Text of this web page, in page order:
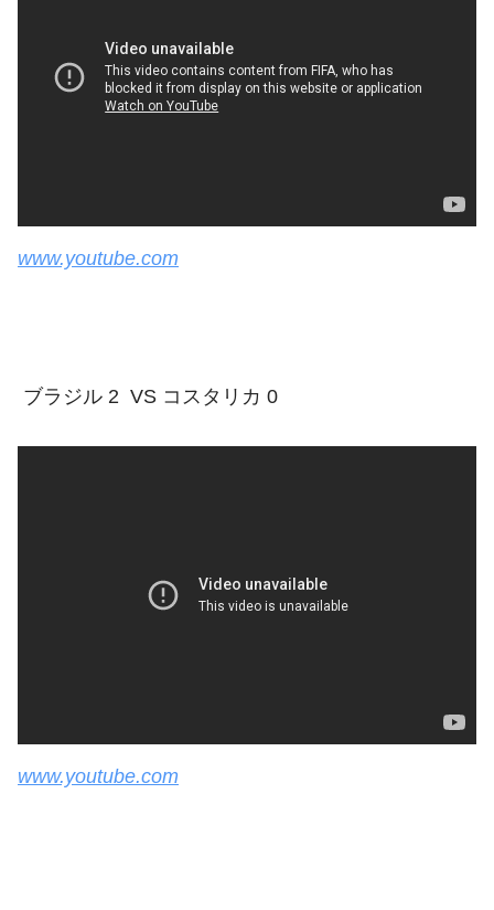
www.youtube.com
ブラジル 2 VS コスタリカ 0
www.youtube.com